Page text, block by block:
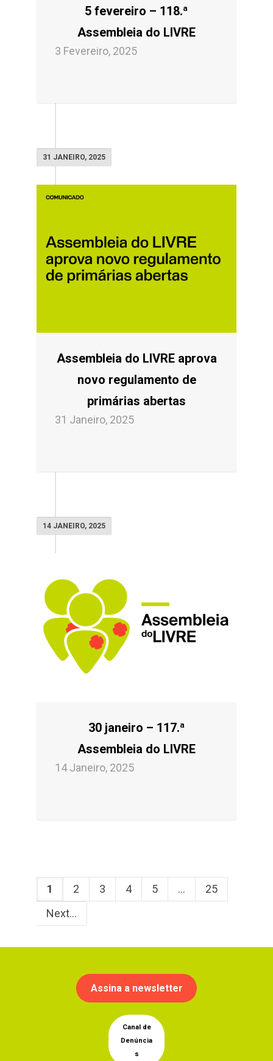
5 fevereiro – 118.ª
Assembleia do LIVRE
3 Fevereiro, 2025
31 JANEIRO, 2025
Assembleia do LIVRE aprova
novo regulamento de
primárias abertas
31 Janeiro, 2025
14 JANEIRO, 2025
30 janeiro – 117.ª
Assembleia do LIVRE
14 Janeiro, 2025
1 2 3 4 5 ...
25
Next
Assina a newsletter
Canal de
Denúncia
s